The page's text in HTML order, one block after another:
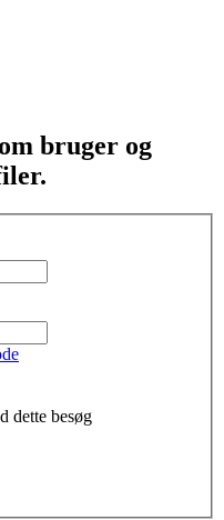
bruger og
dette besøg